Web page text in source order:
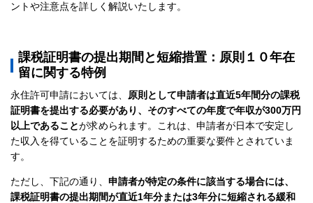
ントや注意点を詳しく解説いたします。
課税証明書の提出期間と短縮措置：原則１０年在
留に関する特例
永住許可申請においては、 原則として申請者は直近5年間分の課税
証明書を提出する必要があり、そのすべての年度で年収が300万円
以上であることが求められます。これは、申請者が日本で安定し
た収入を得ていることを証明するための重要な要件とされていま
す。
ただし、下記の通り、 申請者が特定の条件に該当する場合には、
課税証明書の提出期間が直近1年分または3年分に短縮される緩和